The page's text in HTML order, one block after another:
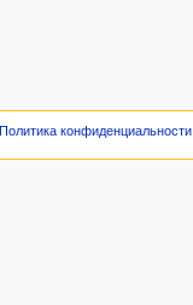
Политика конфиденциальности